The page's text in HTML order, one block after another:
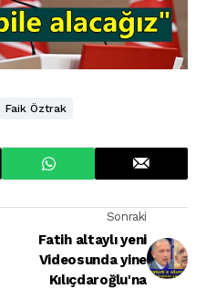
Faik Öztrak
Sonraki
Fatih altaylı yeni
Videosunda yine
Kılıçdaroğlu'na